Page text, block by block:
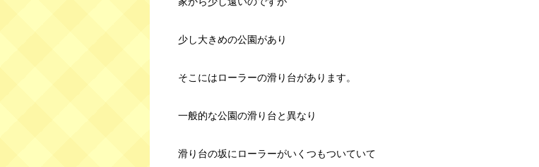
少し大きめの公園があり
そこにはローラーの滑り台があります。
一般的な公園の滑り台と異なり
滑り台の坂にローラーがいくつもついていて